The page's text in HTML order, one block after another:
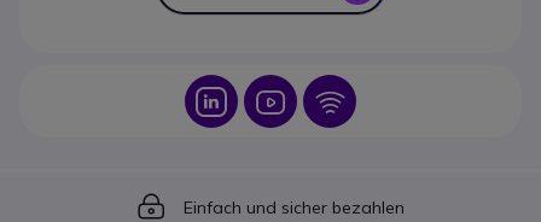
Icon Icon Icon
Icon
Einfach und sicher bezahlen